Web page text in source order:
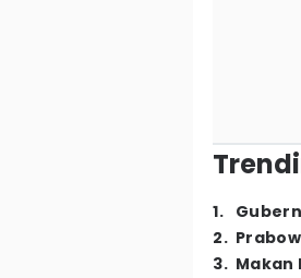
1.
2.
3. Makan